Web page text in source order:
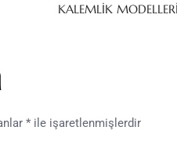
* ile işaretlenmişlerdir